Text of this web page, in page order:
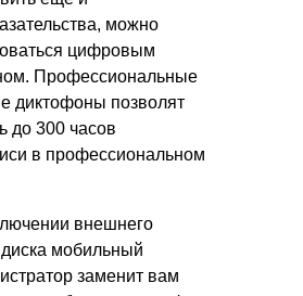
можно
цифровым
Профессиональные
диктофоны позволят
до 300 часов
в профессиональном
внешнего
диска мобильный
заменит вам